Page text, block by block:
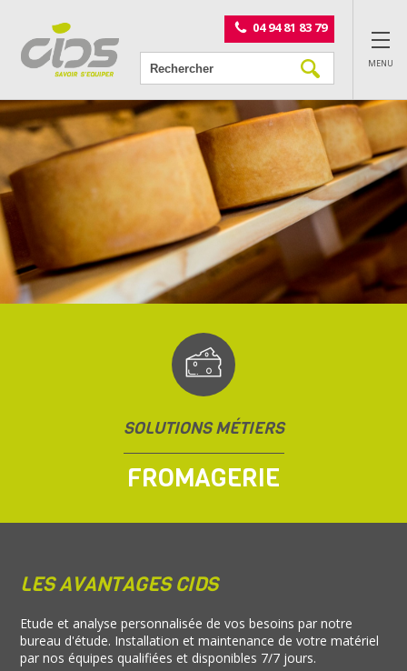
04 94 81 83 79
MENU
SOLUTIONS MÉTIERS
FROMAGERIE
LES AVANTAGES CIDS
Etude et analyse personnalisée de vos besoins par notre
bureau d'étude. Installation et maintenance de votre matériel
par nos équipes qualifiées et disponibles 7/7 jours.